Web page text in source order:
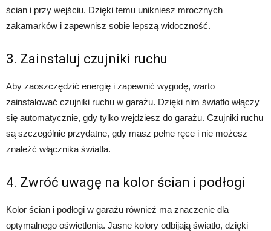
ścian i przy wejściu. Dzięki temu unikniesz mrocznych
zakamarków i zapewnisz sobie lepszą widoczność.
3. Zainstaluj czujniki ruchu
Aby zaoszczędzić energię i zapewnić wygodę, warto
zainstalować czujniki ruchu w garażu. Dzięki nim światło włączy
się automatycznie, gdy tylko wejdziesz do garażu. Czujniki ruchu
są szczególnie przydatne, gdy masz pełne ręce i nie możesz
znaleźć włącznika światła.
4. Zwróć uwagę na kolor ścian i podłogi
Kolor ścian i podłogi w garażu również ma znaczenie dla
optymalnego oświetlenia. Jasne kolory odbijają światło, dzięki